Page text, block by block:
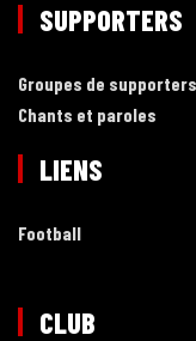
SUPPORTERS
Groupes de supporters
Chants et paroles
LIENS
Football
CLUB